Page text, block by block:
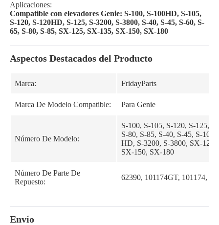
Aplicaciones:
Compatible con elevadores Genie: S-100, S-100HD, S-105,
S-120, S-120HD, S-125, S-3200, S-3800, S-40, S-45, S-60, S-
65, S-80, S-85, SX-125, SX-135, SX-150, SX-180
Aspectos Destacados del Producto
Marca: FridayParts
Marca De Modelo Compatible: Para Genie
Número De Modelo:
S-100, S-105, S-120, S-125,
S-80, S-85, S-40, S-45, S-
HD, S-3200, S-3800, SX-125,
SX-150, SX-180
Número De Parte De
Repuesto:
62390, 101174GT, 101174,
Envío